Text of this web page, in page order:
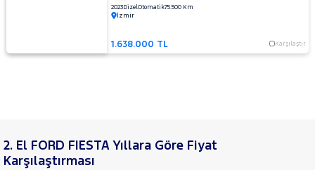
2023DizelOtomatik75.500 Km
İzmir
1.638.000 TL Karşılaştır
2. El FORD FIESTA Yıllara Göre Fiyat
Karşılaştırması